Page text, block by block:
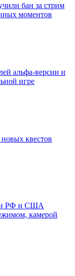
бан за стрим
моментов
альфа-версии и
игре
квестов
РФ и США
камерой